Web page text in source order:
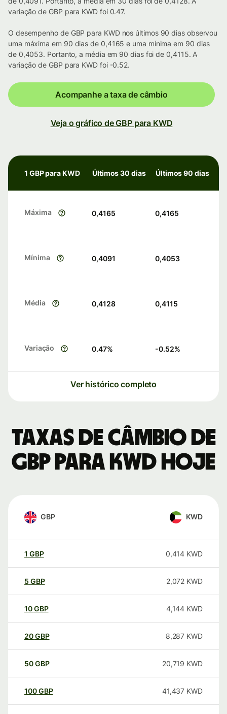
variação de GBP para KWD foi 0.47.
O desempenho de GBP para KWD nos últimos 90 dias observou
uma máxima em 90 dias de 0,4165 e uma mínima em 90 dias
de 0,4053. Portanto, a média em 90 dias foi de 0,4115. A
variação de GBP para KWD foi -0.52.
Acompanhe a taxa de câmbio
Veja o gráfico de GBP para KWD
1 GBP para KWD Últimos 30 dias Últimos 90 dias
Máxima 0,4165 0,4165
Mínima 0,4091 0,4053
Média 0,4128 0,4115
Variação 0.47% -0.52%
Ver histórico completo
Taxas de câmbio de
GBP para KWD hoje
GBP KWD
1 GBP 0,414 KWD
5 GBP 2,072 KWD
10GBP 4,144 KWD
20GBP 8,287 KWD
50GBP 20,719 KWD
100GBP 41,437 KWD